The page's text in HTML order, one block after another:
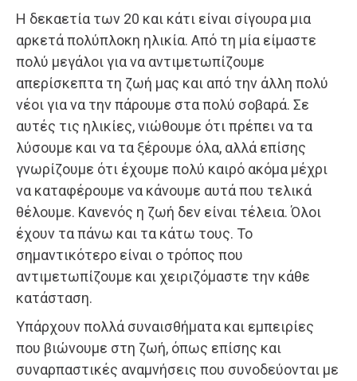
Η δεκαετία των 20 και κάτι είναι σίγουρα μια
αρκετά πολύπλοκη ηλικία. Από τη μία είμαστε
πολύ μεγάλοι για να αντιμετωπίζουμε
απερίσκεπτα τη ζωή μας και από την άλλη πολύ
νέοι για να την πάρουμε στα πολύ σοβαρά. Σε
αυτές τις ηλικίες, νιώθουμε ότι πρέπει να τα
λύσουμε και να τα ξέρουμε όλα, αλλά επίσης
γνωρίζουμε ότι έχουμε πολύ καιρό ακόμα μέχρι
να καταφέρουμε να κάνουμε αυτά που τελικά
θέλουμε. Κανενός η ζωή δεν είναι τέλεια. Όλοι
έχουν τα πάνω και τα κάτω τους. Το
σημαντικότερο είναι ο τρόπος που
αντιμετωπίζουμε και χειριζόμαστε την κάθε
κατάσταση.
Υπάρχουν πολλά συναισθήματα και εμπειρίες
που βιώνουμε στη ζωή, όπως επίσης και
συναρπαστικές αναμνήσεις που συνοδεύονται με